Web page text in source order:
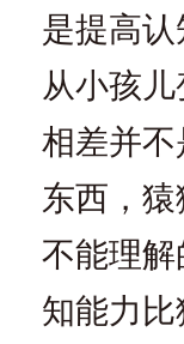
是提高
从小孩
相差并
东西，
不能理
知能力